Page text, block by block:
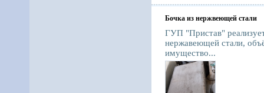
Бочка из нержвеющей стали
ГУП "Пристав"
нержавеющей стали,
имущество...